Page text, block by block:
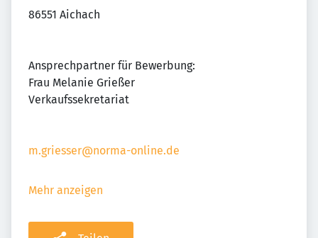
86551 Aichach
Ansprechpartner für Bewerbung:
Frau Melanie Grießer
Verkaufssekretariat
m.griesser@norma-online.de
Mehr anzeigen